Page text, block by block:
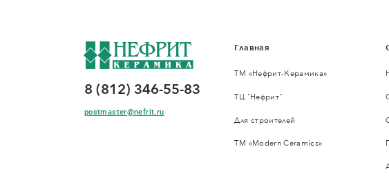
8 (812) 346-55-83
postmaster@nefrit.ru
Главная
ТМ «Нефрит-Керамика»
ТЦ "Нефрит"
Для строителей
ТМ «Modern Ceramics»